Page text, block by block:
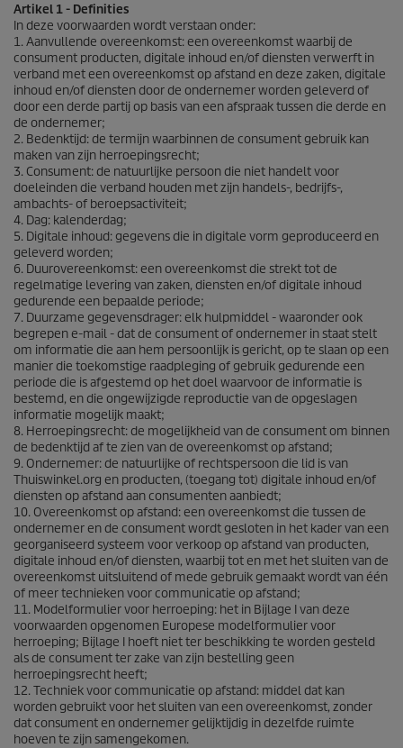
Artikel 1 - Definities
In deze voorwaarden wordt verstaan onder:
1. Aanvullende overeenkomst: een overeenkomst waarbij de
consument producten, digitale inhoud en/of diensten verwerft in
verband met een overeenkomst op afstand en deze zaken, digitale
inhoud en/of diensten door de ondernemer worden geleverd of
door een derde partij op basis van een afspraak tussen die derde en
de ondernemer;
2. Bedenktijd: de termijn waarbinnen de consument gebruik kan
maken van zijn herroepingsrecht;
3. Consument: de natuurlijke persoon die niet handelt voor
doeleinden die verband houden met zijn handels-, bedrijfs-,
ambachts- of beroepsactiviteit;
4. Dag: kalenderdag;
5. Digitale inhoud: gegevens die in digitale vorm geproduceerd en
geleverd worden;
6. Duurovereenkomst: een overeenkomst die strekt tot de
regelmatige levering van zaken, diensten en/of digitale inhoud
gedurende een bepaalde periode;
7. Duurzame gegevensdrager: elk hulpmiddel - waaronder ook
begrepen e-mail - dat de consument of ondernemer in staat stelt
om informatie die aan hem persoonlijk is gericht, op te slaan op een
manier die toekomstige raadpleging of gebruik gedurende een
periode die is afgestemd op het doel waarvoor de informatie is
bestemd, en die ongewijzigde reproductie van de opgeslagen
informatie mogelijk maakt;
8. Herroepingsrecht: de mogelijkheid van de consument om binnen
de bedenktijd af te zien van de overeenkomst op afstand;
9. Ondernemer: de natuurlijke of rechtspersoon die lid is van
Thuiswinkel.org en producten, (toegang tot) digitale inhoud en/of
diensten op afstand aan consumenten aanbiedt;
10. Overeenkomst op afstand: een overeenkomst die tussen de
ondernemer en de consument wordt gesloten in het kader van een
georganiseerd systeem voor verkoop op afstand van producten,
digitale inhoud en/of diensten, waarbij tot en met het sluiten van de
overeenkomst uitsluitend of mede gebruik gemaakt wordt van één
of meer technieken voor communicatie op afstand;
11. Modelformulier voor herroeping: het in Bijlage I van deze
voorwaarden opgenomen Europese modelformulier voor
herroeping; Bijlage I hoeft niet ter beschikking te worden gesteld
als de consument ter zake van zijn bestelling geen
herroepingsrecht heeft;
12. Techniek voor communicatie op afstand: middel dat kan
worden gebruikt voor het sluiten van een overeenkomst, zonder
dat consument en ondernemer gelijktijdig in dezelfde ruimte
hoeven te zijn samengekomen.